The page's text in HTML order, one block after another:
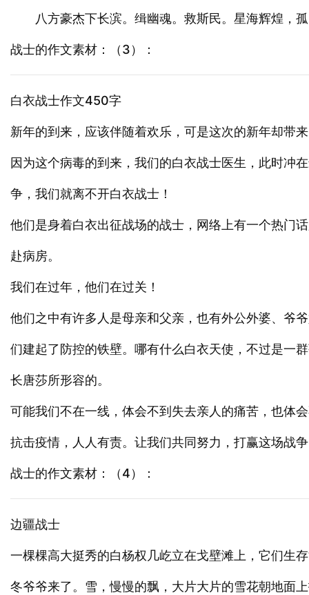
八方豪杰下长滨。缉幽魂。救斯民。星海辉煌，孤
战士的作文素材：（3）：
白衣战士作文450字
新年的到来，应该伴随着欢乐，可是这次的新年却带
因为这个病毒的到来，我们的白衣战士医生，此时冲
争，我们就离不开白衣战士！
他们是身着白衣出征战场的战士，网络上有一个热门
赴病房。
我们在过年，他们在过关！
他们之中有许多人是母亲和父亲，也有外公外婆、爷
们建起了防控的铁壁。哪有什么白衣天使，不过是一
长唐莎所形容的。
可能我们不在一线，体会不到失去亲人的痛苦，也体
抗击疫情，人人有责。让我们共同努力，打赢这场战
战士的作文素材：（4）：
边疆战士
一棵棵高大挺秀的白杨权几屹立在戈壁滩上，它们生
冬爷爷来了。雪，慢慢的飘，大片大片的雪花朝地面